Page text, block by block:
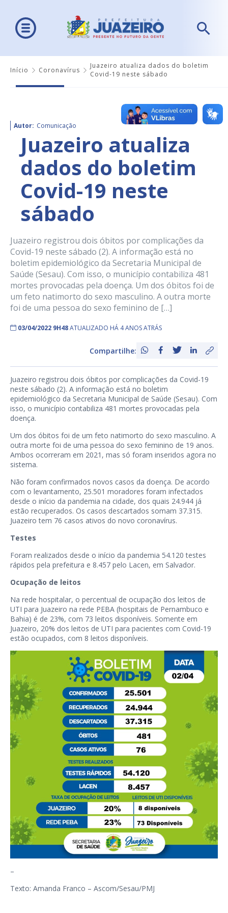
Início Coronavírus
Juazeiro atualiza dados do boletim
Covid-19 neste sábado
Autor: Comunicação
Juazeiro atualiza
dados do boletim
Covid-19 neste
sábado
Juazeiro registrou dois óbitos por complicações da
Covid-19 neste sábado (2). A informação está no
boletim epidemiológico da Secretaria Municipal de
Saúde (Sesau). Com isso, o município contabiliza 481
mortes provocadas pela doença. Um dos óbitos foi de
um feto natimorto do sexo masculino. A outra morte
foi de uma pessoa do sexo feminino de […]
03/04/2022 9H48ATUALIZADO HÁ 4 ANOS ATRÁS
Compartilhe:
Juazeiro registrou dois óbitos por complicações da Covid-19
neste sábado (2). A informação está no boletim
epidemiológico da Secretaria Municipal de Saúde (Sesau). Com
isso, o município contabiliza 481 mortes provocadas pela
doença.
Um dos óbitos foi de um feto natimorto do sexo masculino. A
outra morte foi de uma pessoa do sexo feminino de 19 anos.
Ambos ocorreram em 2021, mas só foram inseridos agora no
sistema.
Não foram confirmados novos casos da doença. De acordo
com o levantamento, 25.501 moradores foram infectados
desde o início da pandemia na cidade, dos quais 24.944 já
estão recuperados. Os casos descartados somam 37.315.
Juazeiro tem 76 casos ativos do novo coronavírus.
Testes
Foram realizados desde o início da pandemia 54.120 testes
rápidos pela prefeitura e 8.457 pelo Lacen, em Salvador.
Ocupação de leitos
Na rede hospitalar, o percentual de ocupação dos leitos de
UTI para Juazeiro na rede PEBA (hospitais de Pernambuco e
Bahia) é de 23%, com 73 leitos disponíveis. Somente em
Juazeiro, 20% dos leitos de UTI para pacientes com Covid-19
estão ocupados, com 8 leitos disponíveis.
–
Texto: Amanda Franco – Ascom/Sesau/PMJ